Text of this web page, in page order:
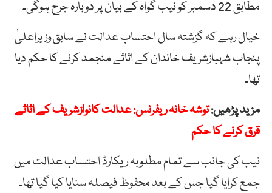
مطابق 22 دسمبر کو نیب گواہ کے بیان پر دوبارہ جرح ہوگی۔
خیال رہے کہ گزشتہ سال احتساب عدالت نے سابق وزیراعلیٰ
پنجاب شہبازشریف خاندان کے اثاثے منجمد کرنے کا حکم دیا
تھا۔
مزید پڑھیں:توشہ خانہ ریفرنس: عدالت کانوازشریف کے اثاثے
قرق کرنے کا حکم
نیب کی جانب سے تمام مطلوبہ ریکارڈ احتساب عدالت میں
جمع کرایا گیا جس کے بعد محفوظ فیصلہ سنایا کیا گیا تھا۔